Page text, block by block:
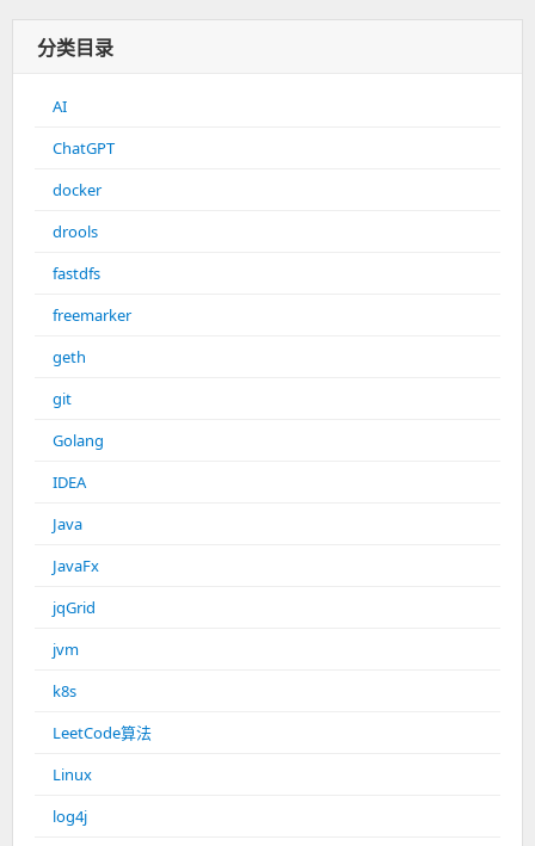
分类目录
AI
ChatGPT
docker
drools
fastdfs
freemarker
geth
git
Golang
IDEA
Java
JavaFx
jqGrid
jvm
k8s
LeetCode算法
Linux
log4j